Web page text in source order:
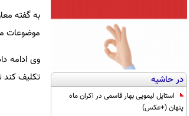
در حاشیه
استایل لیمویی بهار قاسمی در اکران ماه
پنهان (+عکس)
به گفته‌
موضوعات
وی ادامه
تکلیف